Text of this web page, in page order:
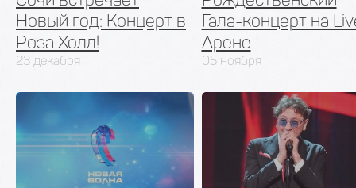
Новый год: Концерт в
Роза Холл!
23 декабря
Гала-концерт на
Арене
05 ноября